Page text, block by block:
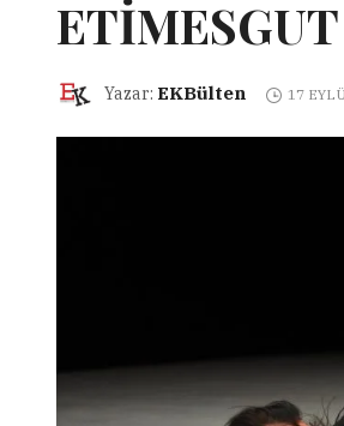
ETİMESGUT
Yazar: EKBülten 17